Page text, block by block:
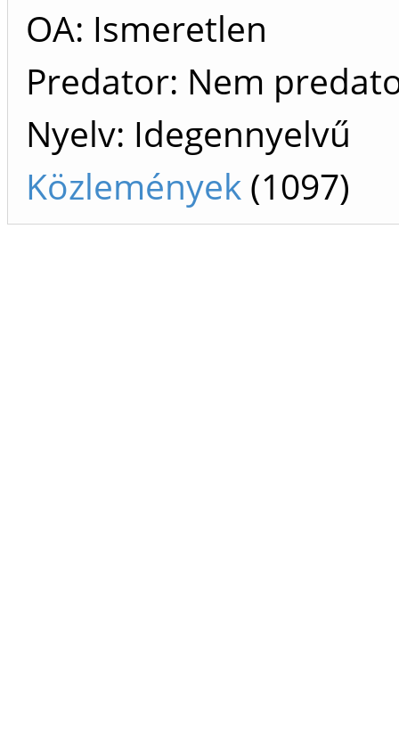
OA: Ismeretlen
Predator: Nem
Nyelv: Idegennyelvű
Közlemények (1097)